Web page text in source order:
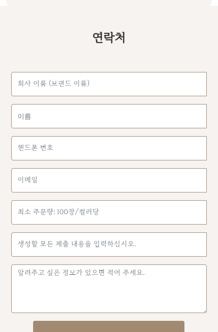
아지고 있습니다. 국내 제조회사들이 생산량은 많으나 퀄리티가
높지 않아 반품율도 높습니다. 판매한 제품들이 반품이 많고 좋은
체를 찾기가 어렵습니다. 기업의 지속적인 발전을 위해 업무가 안
연락처